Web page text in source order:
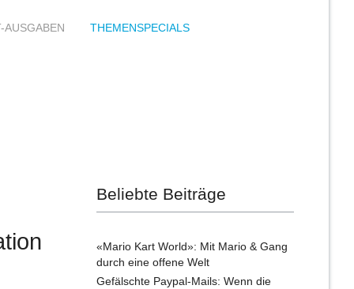
AUSGABEN THEMENSPECIALS
Beliebte Beiträge
«Mario Kart World»: Mit Mario & Gang
durch eine offene Welt
Gefälschte Paypal-Mails: Wenn die